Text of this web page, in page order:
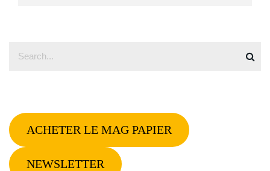
ACHETER LE MAG PAPIER
NEWSLETTER